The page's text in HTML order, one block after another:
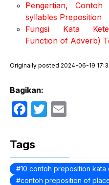
Pengertian,
syllables Preposition
Fungsi Kata
Function of Adverb)
Originally posted 2024-06-19
Bagikan:
F
c
e
b
T
er
Tags
10 contoh preposition kata
contoh preposition of